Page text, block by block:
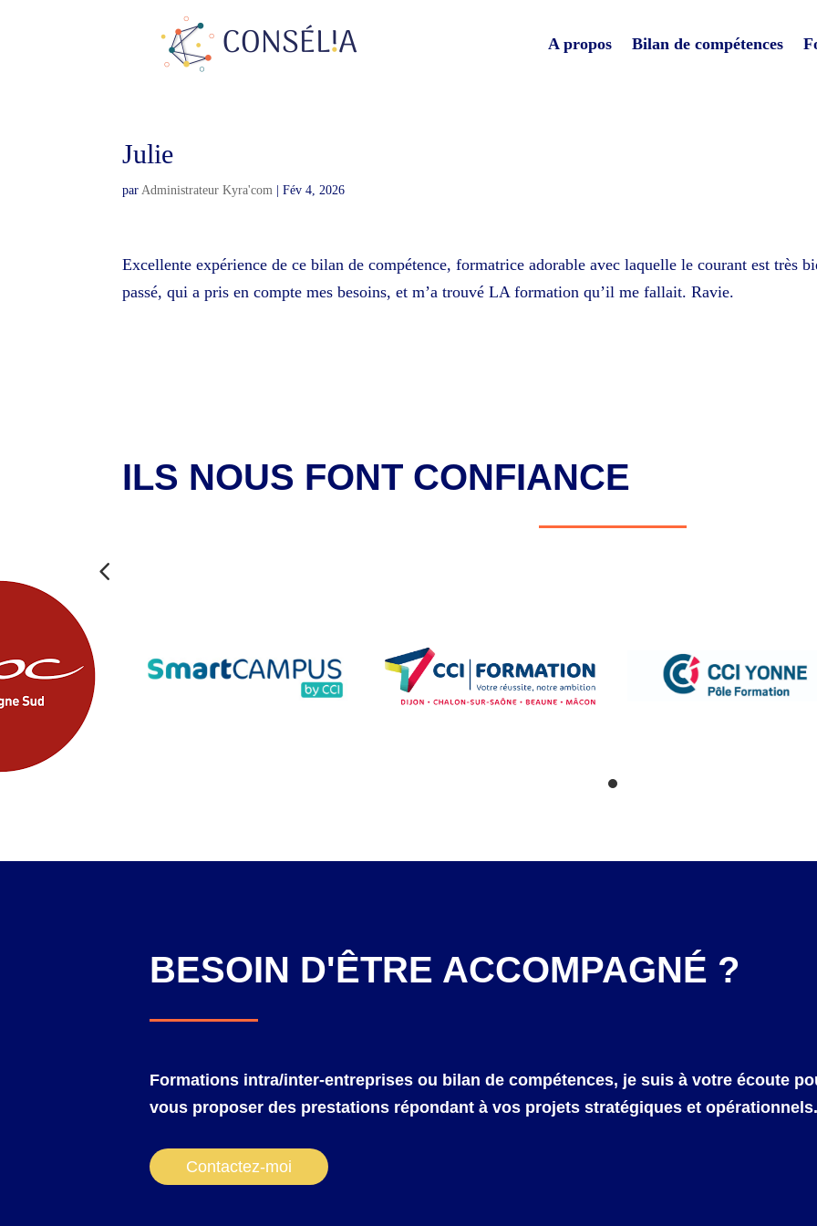
A propos Bilan de compétences
Julie
par Administrateur Kyra'com |Fév 4, 2026
Excellente expérience de ce bilan de compétence, formatrice adorable avec laquelle le courant est très
passé, qui a pris en compte mes besoins, et m’a trouvé LA formation qu’il me fallait. Ravie.
ILS NOUS FONT CONFIANCE
4
BESOIN D'ÊTRE ACCOMPAGNÉ ?
Formations intra/inter-entreprises ou bilan de compétences, je suis à votre écoute
vous proposer des prestations répondant à vos projets stratégiques et opérationnels.
Contactez-moi